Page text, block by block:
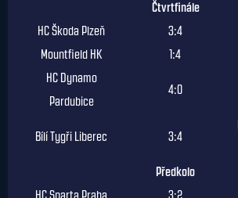
Čtvrtfinále
HC Škoda Plzeň
3:4
Mountfield HK
1:4
HC Dynamo
Pardubice
4:0
Bílí Tygři Liberec 3:4
Předkolo